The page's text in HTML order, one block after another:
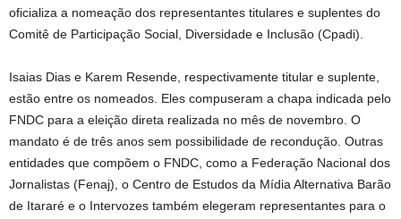
oficializa a nomeação dos representantes titulares e suplentes do
Comitê de Participação Social, Diversidade e Inclusão (Cpadi).
Isaias Dias e Karem Resende, respectivamente titular e suplente,
estão entre os nomeados. Eles compuseram a chapa indicada pelo
FNDC para a eleição direta realizada no mês de novembro. O
mandato é de três anos sem possibilidade de recondução. Outras
entidades que compõem o FNDC, como a Federação Nacional dos
Jornalistas (Fenaj), o Centro de Estudos da Mídia Alternativa Barão
de Itararé e o Intervozes também elegeram representantes para o